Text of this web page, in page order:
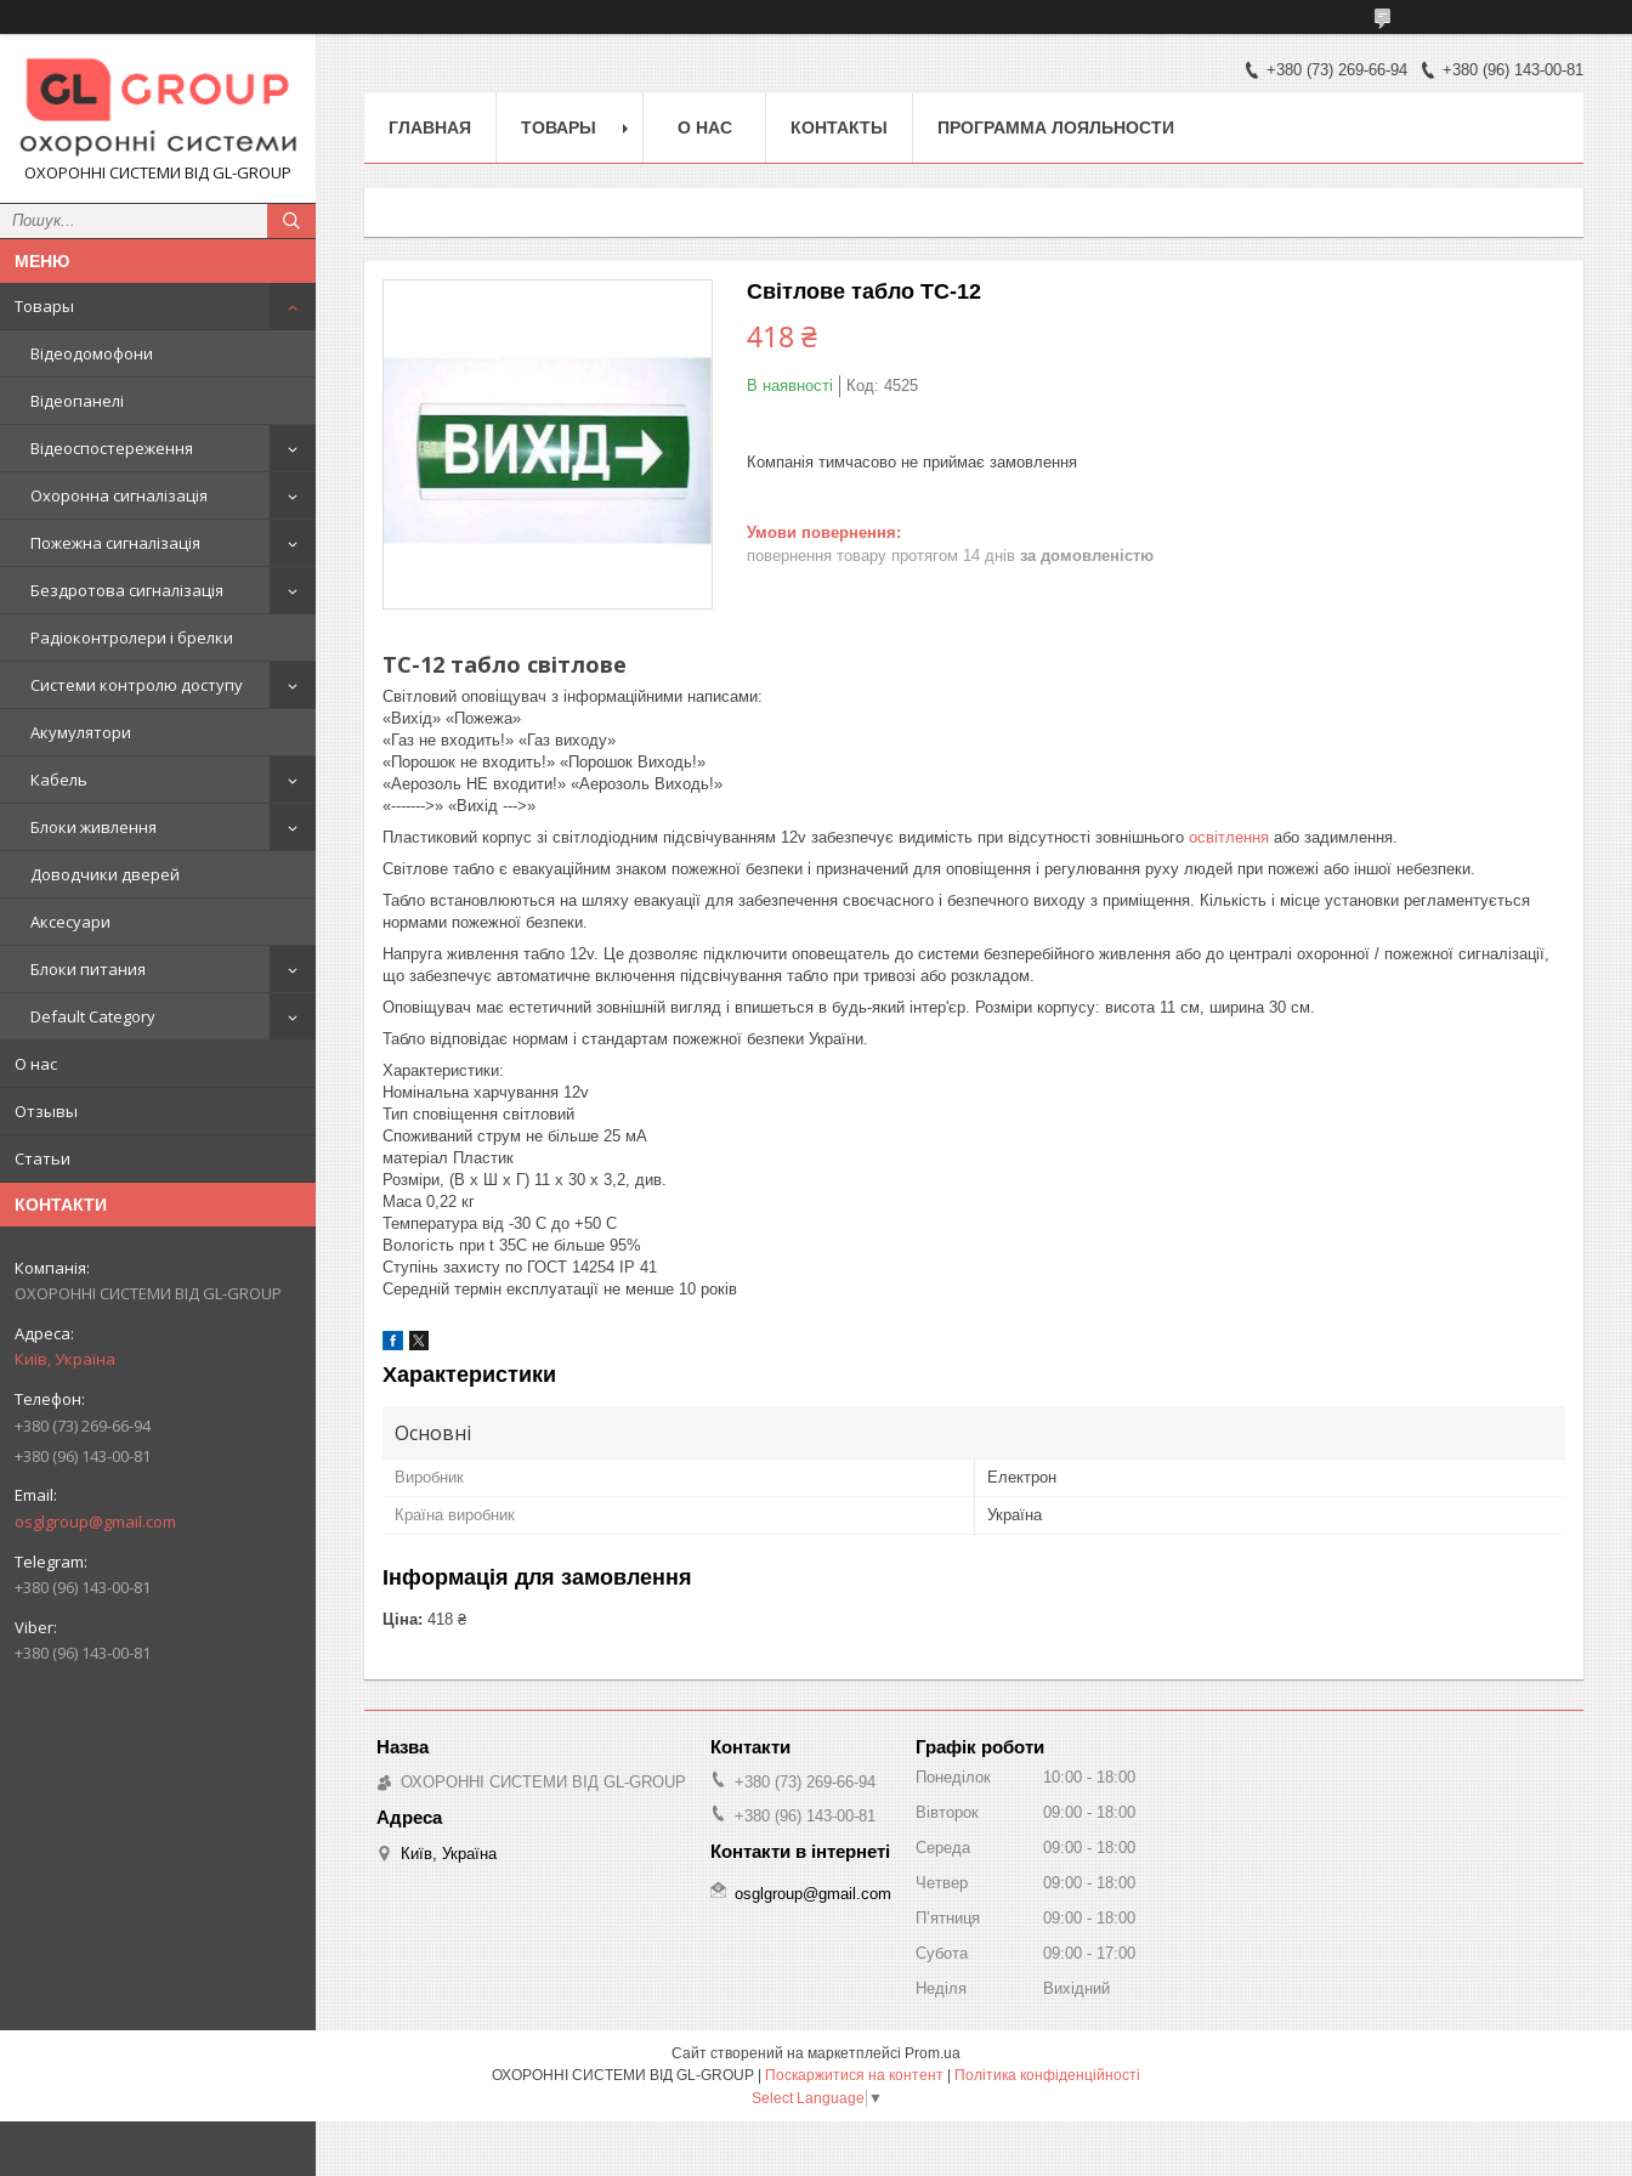
ОХОРОННІ СИСТЕМИ ВІД GL-GROUP
Товары
Відеодомофони
Відеопанелі
Відеоспостереження
Охоронна сигналізація
Пожежна сигналізація
Бездротова сигналізація
Радіоконтролери і брелки
Системи контролю доступу
Акумулятори
Кабель
Блоки живлення
Доводчики дверей
Аксесуари
Блоки питания
Default Category
О нас
Отзывы
Статьи
КОНТАКТИ
ОХОРОННІ СИСТЕМИ ВІД GL-GROUP
Київ, Україна
+380 (73) 269-66-94
+380 (96) 143-00-81
osglgroup@gmail.com
+380 (96) 143-00-81
+380 (96) 143-00-81
+380 (73) 269-66-94 +380 (96) 143-00-81
ГЛАВНАЯ ТОВАРЫ О НАС КОНТАКТЫ ПРОГРАММА ЛОЯЛЬНОСТИ
Світлове табло ТС-12
418 ₴
В наявності Код: 4525
Компанія тимчасово не приймає замовлення
повернення товару протягом 14 днів за домовленістю
ТС-12 табло світлове
Світловий оповіщувач з інформаційними написами:
«Вихід» «Пожежа»
«Газ не входить!» «Газ виходу»
«Порошок не входить!» «Порошок Виходь!»
«Аерозоль НЕ входити!» «Аерозоль Виходь!»
«------->» «Вихід --->»
Пластиковий корпус зі світлодіодним підсвічуванням 12v забезпечує видимість при відсутності зовнішнього освітлення або задимлення.
Світлове табло є евакуаційним знаком пожежної безпеки і призначений для оповіщення і регулювання руху людей при пожежі або іншої небезпеки.
Табло встановлюються на шляху евакуації для забезпечення своєчасного і безпечного виходу з приміщення. Кількість і місце установки регламентується
нормами пожежної безпеки.
Напруга живлення табло 12v. Це дозволяє підключити оповещатель до системи безперебійного живлення або до централі охоронної / пожежної сигналізації,
що забезпечує автоматичне включення підсвічування табло при тривозі або розкладом.
Оповіщувач має естетичний зовнішній вигляд і впишеться в будь-який інтер'єр. Розміри корпусу: висота 11 см, ширина 30 см.
Табло відповідає нормам і стандартам пожежної безпеки України.
Характеристики:
Номінальна харчування 12v
Тип сповіщення світловий
Споживаний струм не більше 25 мА
матеріал Пластик
Розміри, (В х Ш х Г) 11 х 30 х 3,2, див.
Маса 0,22 кг
Температура від -30 С до +50 С
Вологість при t 35С не більше 95%
Ступінь захисту по ГОСТ 14254 ІР 41
Середній термін експлуатації не менше 10 років
Характеристики
Основні
Виробник Електрон
Країна виробник Україна
Інформація для замовлення
Ціна: 418 ₴
ОХОРОННІ СИСТЕМИ ВІД GL-GROUP
Київ, Україна
+380 (73) 269-66-94
+380 (96) 143-00-81
osglgroup@gmail.com
Графік роботи
Понеділок 10:00
18:00
Вівторок
09:00
18:00
Середа
09:00
18:00
Четвер
09:00
18:00
Пʼятниця
09:00
18:00
Субота
09:00
17:00
Неділя
Вихідний
Сайт створений на маркетплейсі Prom.ua
Поскаржитися на контент
Політика конфіденційності
Select Language ▼